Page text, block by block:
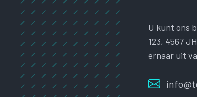
U kunt ons
123, 4567
ernaar uit